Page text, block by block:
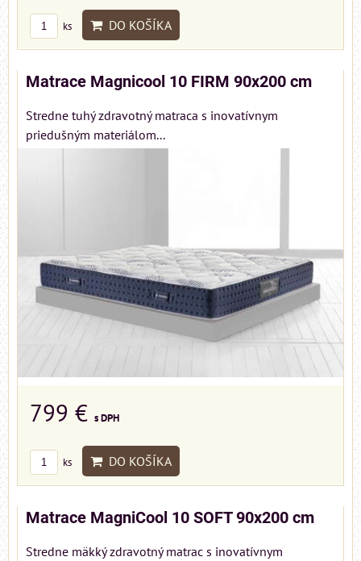
ks DO KOŠÍKA
Matrace Magnicool 10 FIRM 90x200 cm
Stredne tuhý zdravotný matraca s inovatívnym
priedušným materiálom...
799 € s DPH
ks DO KOŠÍKA
Matrace MagniCool 10 SOFT 90x200 cm
Stredne mäkký zdravotný matrac s inovatívnym